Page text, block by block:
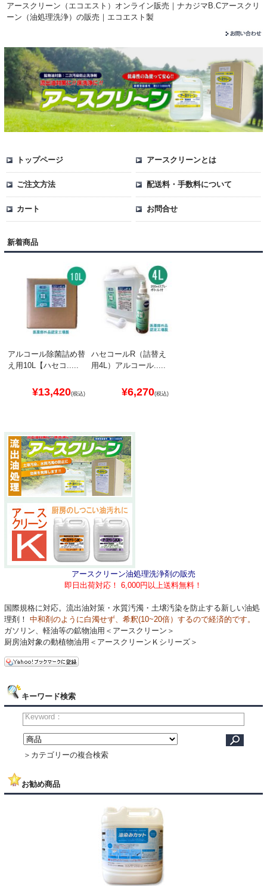
アースクリーン（エコエスト）オンライン販売｜ナカジマB.Cアースクリ
ーン（油処理洗浄）の販売｜エコエスト製
トップページ アースクリーンとは
ご注文方法 配送料・手数料について
カート お問合せ
新着商品
アルコール除菌詰め替
え用10L【ハセコ.....
¥13,420(税込)
ハセコールR（詰替え
用4L）アルコール.....
¥6,270(税込)
アースクリーン油処理洗浄剤の販売
即日出荷対応！ 6,000円以上送料無料！
国際規格に対応。流出油対策・水質汚濁・土壌汚染を防止する新しい油処
理剤！ 中和剤のように白濁せず、希釈(10~20倍） するので経済的です。
ガソリン、軽油等の鉱物油用＜アースクリーン＞
厨房油対象の動植物油用＜アースクリーンＫシリーズ＞
キーワード検索
＞カテゴリーの複合検索
お勧め商品